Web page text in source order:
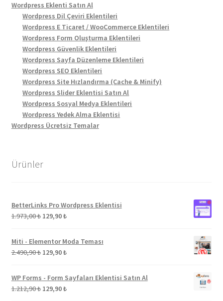
Wordpress Eklenti Satın Al
Wordpress Dil Çeviri Eklentileri
Wordpress E Ticaret / WooCommerce Eklentileri
Wordpress Form Oluşturma Eklentileri
Wordpress Güvenlik Eklentileri
Wordpress Sayfa Düzenleme Eklentileri
Wordpress SEO Eklentileri
Wordpress Site Hızlandırma (Cache & Minify)
Wordpress Slider Eklentisi Satın Al
Wordpress Sosyal Medya Eklentileri
Wordpress Yedek Alma Eklentisi
Wordpress Ücretsiz Temalar
Ürünler
BetterLinks Pro Wordpress Eklentisi
1.973,00₺ Orijinal
1.973,00 ₺.
129,90₺Şu
fiyat:
Miti - Elementor Moda Teması
2.490,90₺ Orijinal
2.490,90 ₺.
129,90₺Şu
fiyat:
129,90 ₺.
WP Forms - Form Sayfaları Eklentisi Satın Al
1.212,90₺ Orijinal
129,90₺Şu